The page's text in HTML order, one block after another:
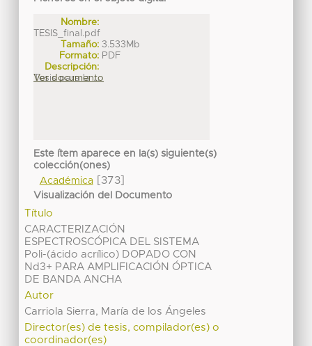
Nombre:
TESIS_final.pdf
Tamaño: 3.533Mb
Formato: PDF
Descripción:
Tesis para la ...
Ver documento
Este ítem aparece en la(s) siguiente(s)
colección(ones)
Académica[373]
Visualización del Documento
Título
CARACTERIZACIÓN
ESPECTROSCÓPICA DEL SISTEMA
Poli-(ácido acrílico) DOPADO CON
Nd3+ PARA AMPLIFICACIÓN ÓPTICA
DE BANDA ANCHA
Autor
Carriola Sierra, María de los Ángeles
Director(es) de tesis, compilador(es) o
coordinador(es)